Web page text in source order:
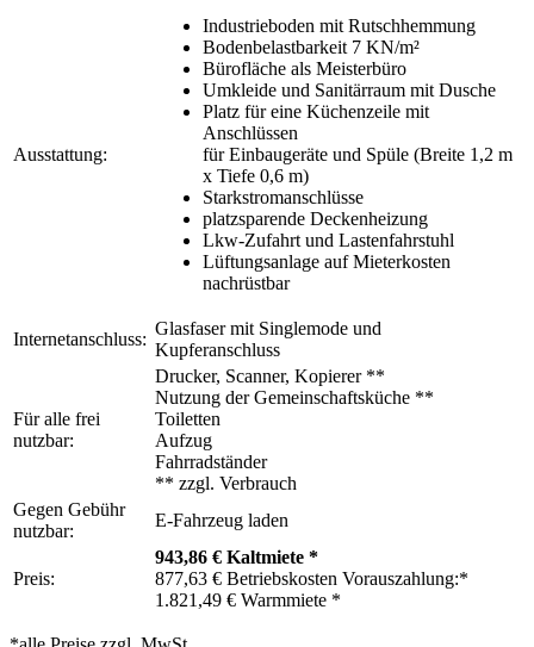
Ausstattung:
Industrieboden mit Rutschhemmung
Bodenbelastbarkeit 7 KN/m²
Bürofläche als Meisterbüro
Umkleide und Sanitärraum mit Dusche
Platz für eine Küchenzeile mit
Anschlüssen
für Einbaugeräte und Spüle (Breite 1,2 m
x Tiefe 0,6 m)
Starkstromanschlüsse
platzsparende Deckenheizung
Lkw-Zufahrt und Lastenfahrstuhl
Lüftungsanlage auf Mieterkosten
nachrüstbar
Internetanschluss:
Glasfaser mit Singlemode und
Kupferanschluss
Für alle frei
nutzbar:
Drucker, Scanner, Kopierer **
Nutzung der Gemeinschaftsküche **
Toiletten
Aufzug
Fahrradständer
** zzgl. Verbrauch
Gegen Gebühr
nutzbar:
E-Fahrzeug laden
Preis:
943,86 € Kaltmiete *
877,63 € Betriebskosten Vorauszahlung:*
1.821,49 € Warmmiete *